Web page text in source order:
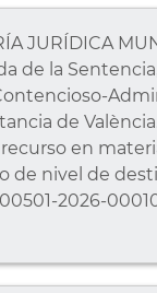
JURÍDICA
de la
de
en
de nivel de
2026-